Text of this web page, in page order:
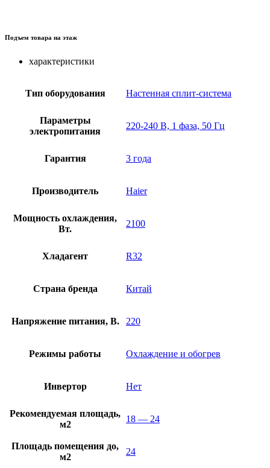
Подъем товара на этаж
характеристики
Тип оборудования Настенная сплит-система
Параметры
электропитания
220-240 В, 1 фаза, 50 Гц
Гарантия 3 года
Производитель Haier
Мощность охлаждения,
Вт.
2100
Хладагент R32
Страна бренда Китай
Напряжение питания, В. 220
Режимы работы Охлаждение и обогрев
Инвертор Нет
Рекомендуемая площадь,
м2
18 — 24
Площадь помещения до,
м2
24